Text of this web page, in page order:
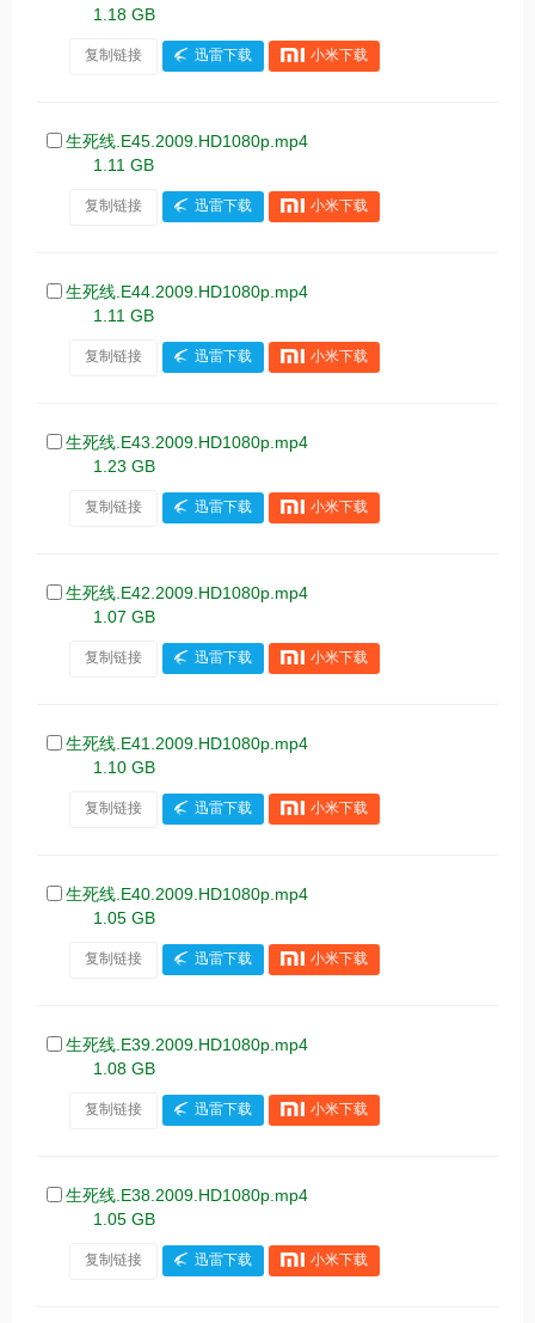
1.18 GB
复制链接 迅雷下载 小米下载
生死线.E45.2009.HD1080p.mp4
1.11 GB
复制链接 迅雷下载 小米下载
生死线.E44.2009.HD1080p.mp4
1.11 GB
复制链接 迅雷下载 小米下载
生死线.E43.2009.HD1080p.mp4
1.23 GB
复制链接 迅雷下载 小米下载
生死线.E42.2009.HD1080p.mp4
1.07 GB
复制链接 迅雷下载 小米下载
生死线.E41.2009.HD1080p.mp4
1.10 GB
复制链接 迅雷下载 小米下载
生死线.E40.2009.HD1080p.mp4
1.05 GB
复制链接 迅雷下载 小米下载
生死线.E39.2009.HD1080p.mp4
1.08 GB
复制链接 迅雷下载 小米下载
生死线.E38.2009.HD1080p.mp4
1.05 GB
复制链接 迅雷下载 小米下载